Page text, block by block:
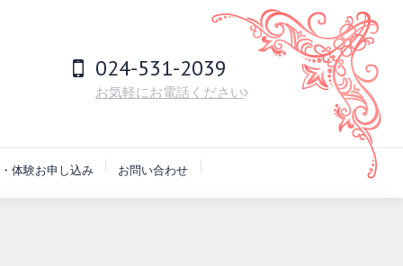
024-531-2039
お気軽にお電話ください
体験お申し込み お問い合わせ